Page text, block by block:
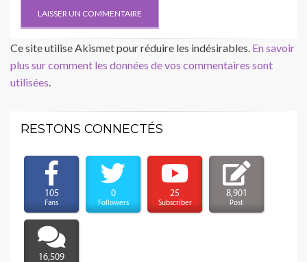
Ce site utilise Akismet pour réduire les indésirables. En savoir
plus sur comment les données de vos commentaires sont
utilisées.
RESTONS CONNECTÉS
105
Fans
0
Followers
25
Subscriber
8,901
Post
16,509